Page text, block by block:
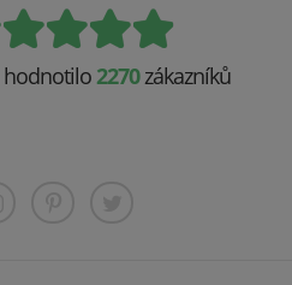
hodnotilo 2270zákazníků